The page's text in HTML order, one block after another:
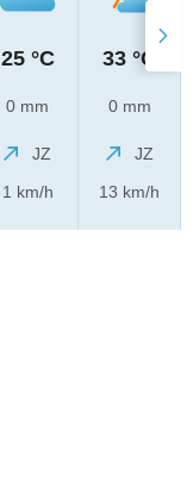
25 °C
0 mm
JZ
1 km/h
33 °C
0 mm
JZ
13 km/h